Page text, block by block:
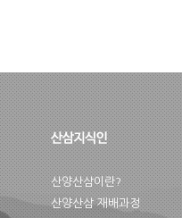
산양산삼이란?
산양산삼 재배과정